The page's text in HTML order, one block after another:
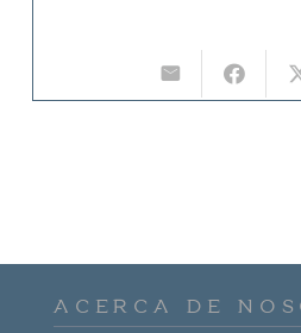
ACERCA DE